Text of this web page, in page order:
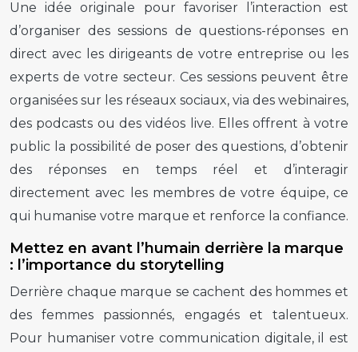
Une idée originale pour favoriser l’interaction est
d’organiser des sessions de questions-réponses en
direct avec les dirigeants de votre entreprise ou les
experts de votre secteur. Ces sessions peuvent être
organisées sur les réseaux sociaux, via des webinaires,
des podcasts ou des vidéos live. Elles offrent à votre
public la possibilité de poser des questions, d’obtenir
des réponses en temps réel et d’interagir
directement avec les membres de votre équipe, ce
qui humanise votre marque et renforce la confiance.
Mettez en avant l’humain derrière la marque
: l’importance du storytelling
Derrière chaque marque se cachent des hommes et
des femmes passionnés, engagés et talentueux.
Pour humaniser votre communication digitale, il est